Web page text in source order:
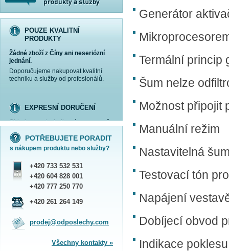
POUZE KVALITNÍ
PRODUKTY
Žádné zboží z Číny ani neseriózní
jednání.
Doporučujeme nakupovat kvalitní
techniku a služby od profesionálů.
více informací »
EXPRESNÍ DORUČENÍ
Objednanou techniku vám expresně
Praha - DNES
ČR - ZÍTRA DO 17 HODIN
Dále zasíláme zboží Obchodním
balíkem České pošty nebo přepravní
službou PPL.
více informací »
SHOWROOM PRAHA
Náš sortiment si můžete
prohlédnout, vyzkoušet a zakoupit
Jsme zkušení odborníci a rádi vám s
více informací »
více informací »
POTŘEBUJETE PORADIT
s nákupem produktu nebo služby?
+420 733 532 531
+420 604 828 001
+420 777 250 770
+420 261 264 149
prodej@odposlechy.com
Všechny kontakty »
Generátor
Termální princip
Šum nelze
Možnost připojit
Manuální režim
Nastavitelná
Testovací tón
Napájení
Dobíjecí obvod
Indikace